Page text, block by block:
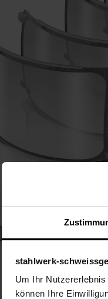
stahlwerk-
Um Ihr
können Ihre